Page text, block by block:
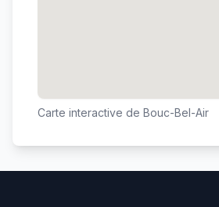
Carte interactive de Bouc-Bel-Air